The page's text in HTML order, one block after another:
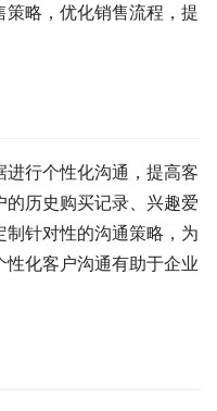
略，优化销售流程，提
行个性化沟通，提高客
的历史购买记录、兴趣爱
针对性的沟通策略，为
化客户沟通有助于企业